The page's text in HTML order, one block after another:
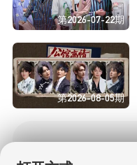
第2026-07-22期
第2026-08-05期